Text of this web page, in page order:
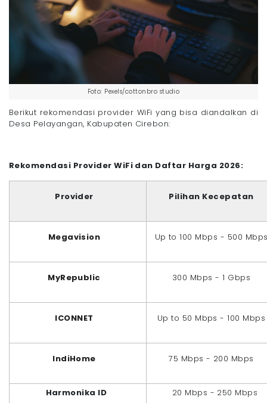
Foto: Pexels/cottonbro studio
Berikut rekomendasi provider WiFi yang bisa diandalkan di
Desa Pelayangan, Kabupaten Cirebon:
Rekomendasi Provider WiFi dan Daftar Harga 2026:
Provider Pilihan Kecepatan
Megavision Up to 100 Mbps - 500
MyRepublic 300 Mbps - 1 Gbps
ICONNET Up to 50 Mbps - 100 Mbps
IndiHome 75 Mbps - 200 Mbps
Harmonika ID 20 Mbps - 250 Mbps